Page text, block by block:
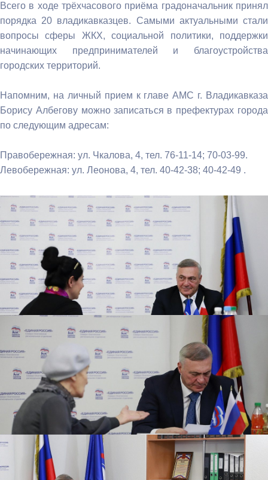
Всего в ходе трёхчасового приёма градоначальник принял
порядка 20 владикавказцев. Самыми актуальными стали
вопросы сферы ЖКХ, социальной политики, поддержки
начинающих предпринимателей и благоустройства
городских территорий.
Напомним, на личный прием к главе АМС г. Владикавказа
Борису Албегову можно записаться в префектурах города
по следующим адресам:
Правобережная: ул. Чкалова, 4, тел. 76-11-14; 70-03-99.
Левобережная: ул. Леонова, 4, тел. 40-42-38; 40-42-49 .